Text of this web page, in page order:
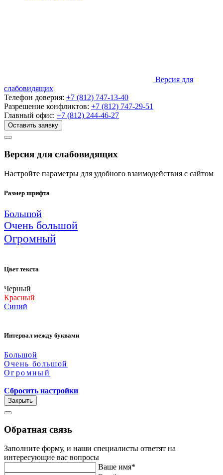
Версия для
слабовидящих
Телефон доверия: +7 (812) 747-13-40
Разрешение конфликтов: +7 (812) 747-29-51
Главный офис: +7 (812) 244-46-27
Оставить заявку
Версия для слабовидящих
Настройте параметры для удобного взаимодействия с сайтом
Размер шрифта
Большой
Очень большой
Огромный
Цвет текста
Черный
Красный
Синий
Интервал между буквами
Большой
Очень большой
Огромный
Сбросить настройки
Закрыть
Обратная связь
Заполните форму, и наши специалисты ответят на
интересующие вас вопросы
Ваше имя*